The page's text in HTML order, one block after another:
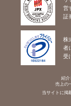
営
証
株
者
受
紹介
売上の
当サイトに掲